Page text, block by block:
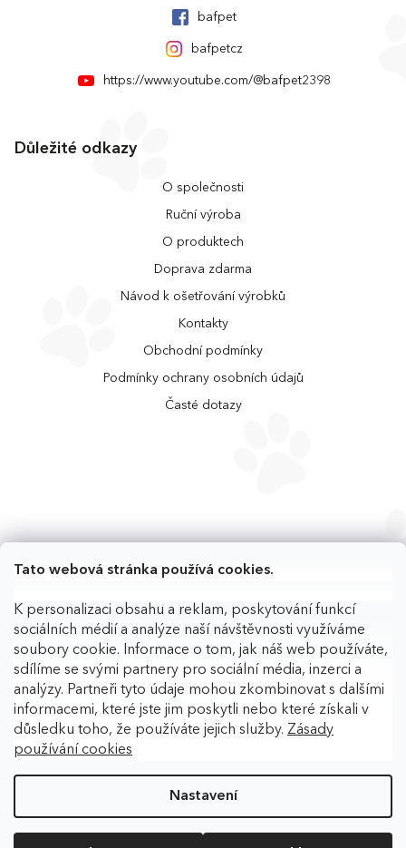
Tato webová stránka používá cookies.
K personalizaci obsahu a reklam, poskytování funkcí
sociálních médií a analýze naší návštěvnosti využíváme
soubory cookie. Informace o tom, jak náš web používáte,
sdílíme se svými partnery pro sociální média, inzerci a
analýzy. Partneři tyto údaje mohou zkombinovat s dalšími
informacemi, které jste jim poskytli nebo které získali v
důsledku toho, že používáte jejich služby. Zásady
používání cookies
Nastavení
bafpet
bafpetcz
https://www.youtube.com/@bafpet2398
Důležité odkazy
O společnosti
Ruční výroba
O produktech
Doprava zdarma
Návod k ošetřování výrobků
Kontakty
Obchodní podmínky
Podmínky ochrany osobních údajů
Časté dotazy
Vytvořil Shoptet